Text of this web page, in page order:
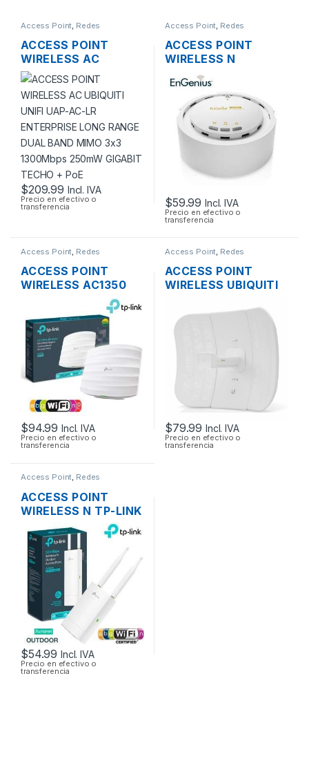
Access Point, Redes
ACCESS POINT
WIRELESS AC
UBIQUITI UNIFI UAP-
AC-LR ENTERPRISE
LONG RANGE DUAL
BAND MIMO 3×3
1300MBPS 250MW
GIGABIT TECHO +
POE
$209.99 Incl. IVA
Precio en efectivo o
transferencia
Access Point, Redes
ACCESS POINT
WIRELESS N
ENGENIUS EAP300
2.4GHZ 300MBPS +
$59.99 Incl. IVA
Precio en efectivo o
transferencia
Access Point Redes
ACCESS POINT
WIRELESS AC1350
TP-LINK EAP225
DUAL BAND
1350MBPS GIGABIT
SOPORTA POE
MONTAJE EN
TECHO
$94.99 Incl. IVA
Precio en efectivo o
transferencia
Access Point Redes
ACCESS POINT
WIRELESS UBIQUITI
M5-23 AIRMAX 5GHZ
23DBI 316MW + POE
OUTDOOR
$79.99 Incl. IVA
Precio en efectivo o
transferencia
Access Point, Redes
ACCESS POINT
WIRELESS N TP-LINK
EAP110 2.4GHZ DOS
ANTENAS 3DBI.
300MBPS POE
OUTDOOR
$54.99 Incl. IVA
Precio en efectivo o
transferencia